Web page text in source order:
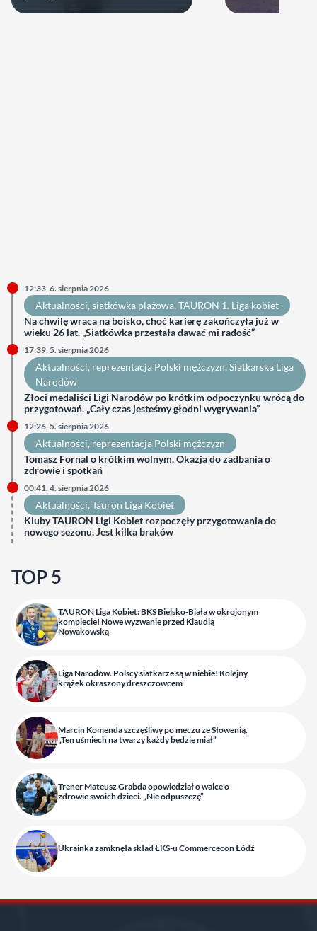
12:33, 6. sierpnia 2026
Aktualności, siatkówka plażowa, TAURON 1. Liga kobiet
Na chwilę wraca na boisko, choć karierę zakończyła już w
wieku 26 lat. „Siatkówka przestała dawać mi radość”
17:39, 5. sierpnia 2026
Aktualności, reprezentacja Polski mężczyzn, Siatkarska Liga
Narodów
Złoci medaliści Ligi Narodów po krótkim odpoczynku wrócą do
przygotowań. „Cały czas jesteśmy głodni wygrywania”
12:26, 5. sierpnia 2026
Aktualności, reprezentacja Polski mężczyzn
Tomasz Fornal o krótkim wolnym. Okazja do zadbania o
zdrowie i spotkań
00:41, 4. sierpnia 2026
Aktualności, Tauron Liga Kobiet
Kluby TAURON Ligi Kobiet rozpoczęły przygotowania do
nowego sezonu. Jest kilka braków
TOP 5
TAURON Liga Kobiet: BKS Bielsko-Biała w okrojonym
komplecie! Nowe wyzwanie przed Klaudią
Nowakowską
Liga Narodów. Polscy siatkarze są w niebie! Kolejny
krążek okraszony dreszczowcem
Marcin Komenda szczęśliwy po meczu ze Słowenią.
„Ten uśmiech na twarzy każdy będzie miał”
Trener Mateusz Grabda opowiedział o walce o
zdrowie swoich dzieci. „Nie odpuszczę”
Ukrainka zamknęła skład ŁKS-u Commercecon Łódź